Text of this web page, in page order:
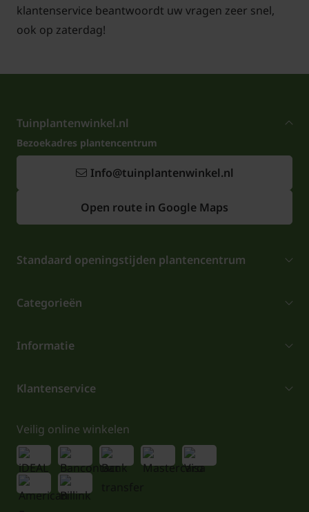
klantenservice beantwoordt uw vragen zeer snel,
ook op zaterdag!
Tuinplantenwinkel.nl
Bezoekadres plantencentrum
Info@tuinplantenwinkel.nl
Open route in Google Maps
Standaard openingstijden plantencentrum
Categorieën
Informatie
Klantenservice
Veilig online winkelen